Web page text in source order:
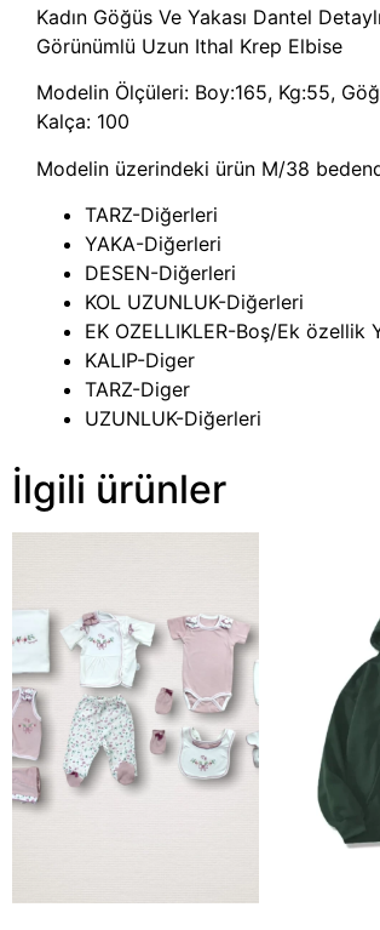
Kadın Göğüs Ve Yakası Dantel
Görünümlü Uzun Ithal Krep Elbise
Modelin Ölçüleri: Boy:165, Kg:55,
Kalça: 100
Modelin üzerindeki ürün M/38
TARZ-Diğerleri
YAKA-Diğerleri
DESEN-Diğerleri
KOL UZUNLUK-Diğerleri
EK OZELLIKLER-Boş/Ek özellik
KALIP-Diger
TARZ-Diger
UZUNLUK-Diğerleri
İlgili ürünler